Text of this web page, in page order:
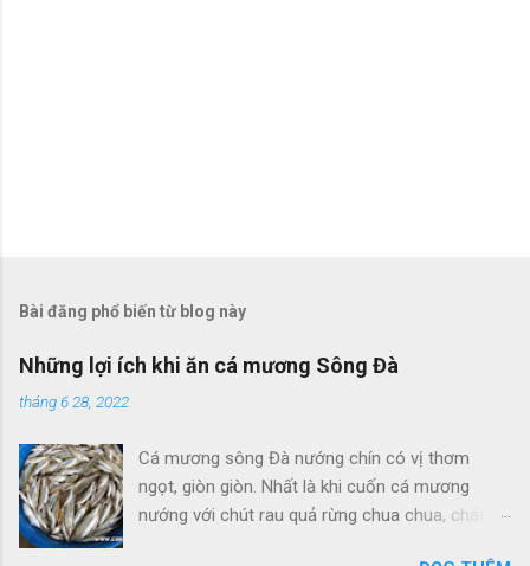
Bài đăng phổ biến từ blog này
Những lợi ích khi ăn cá mương Sông Đà
tháng 6 28, 2022
Cá mương sông Đà nướng chín có vị thơm
ngọt, giòn giòn. Nhất là khi cuốn cá mương
nướng với chút rau quả rừng chua chua, chát